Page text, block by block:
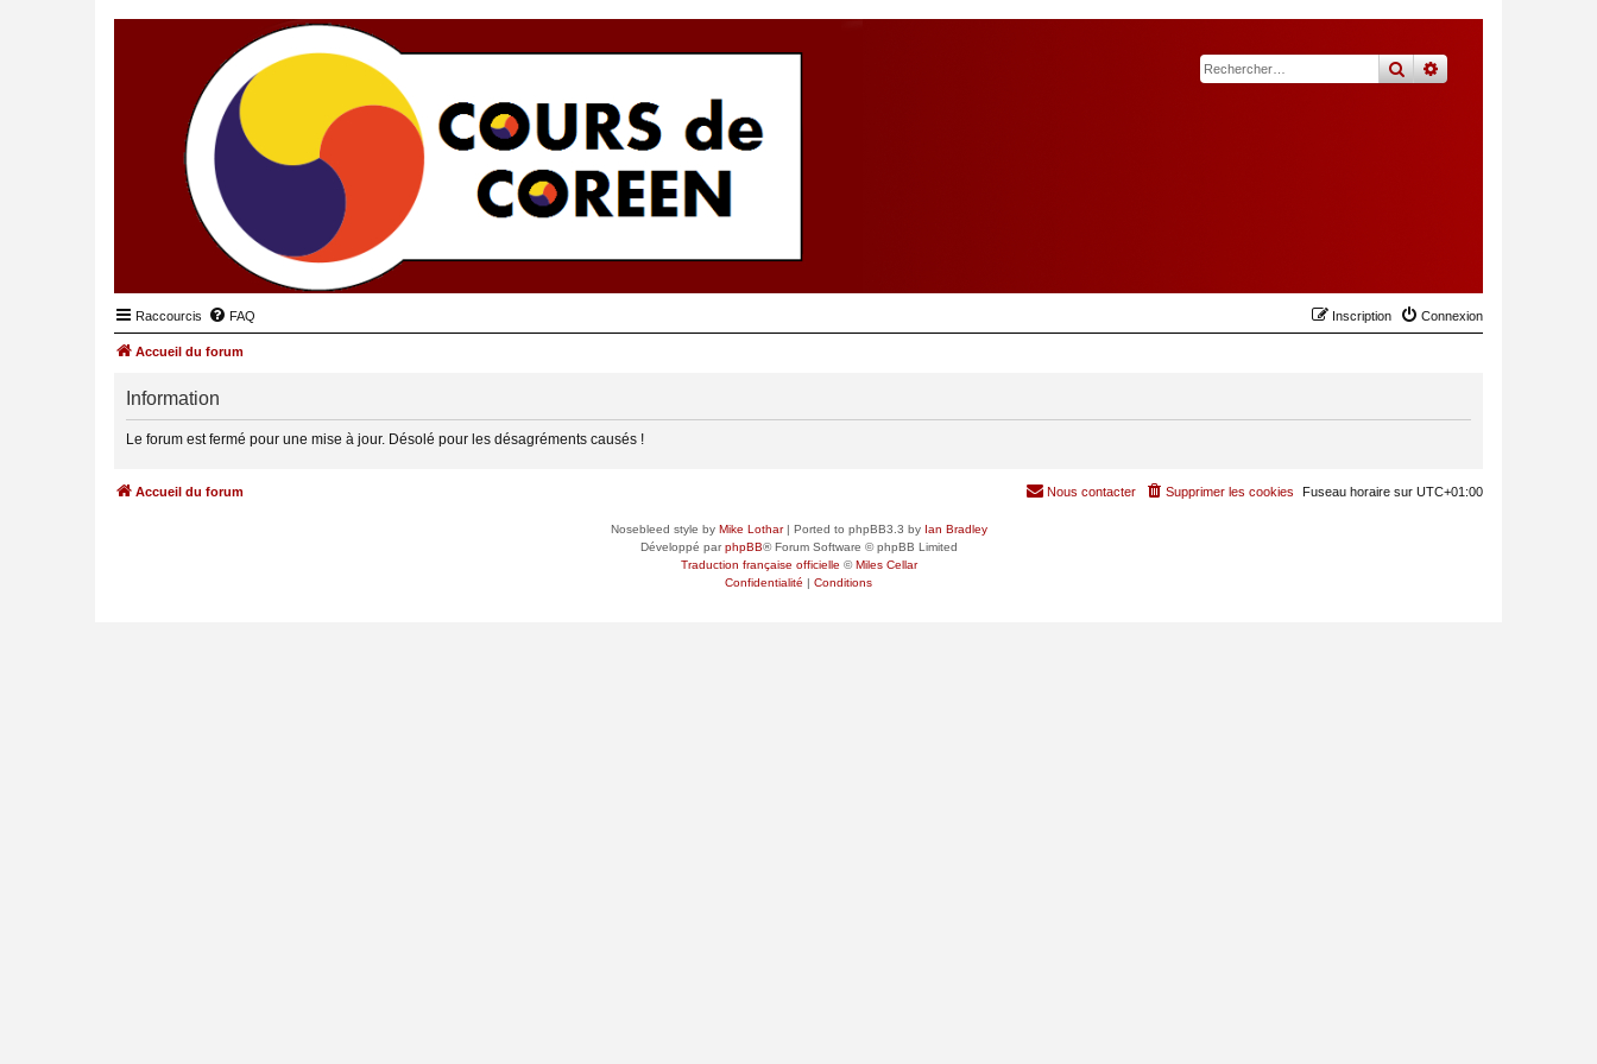
rechercher
recherche
Raccourcis FAQ Connexion
Inscription
Accueil du forum
Information
Le forum est fermé pour une mise à jour. Désolé pour les désagréments causés !
Accueil du forum Fuseau horaire sur UTC+01:00
Supprimer les cookies
Nous contacter
Nosebleed style by Mike Lothar| Ported to phpBB3.3 by Ian Bradley
Développé parphpBB® Forum Software © phpBB Limited
Traduction française officielle ©Miles Cellar
Confidentialité | Conditions